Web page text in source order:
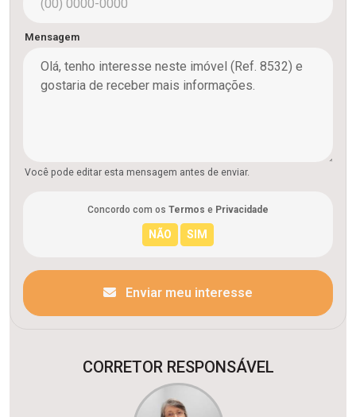
Mensagem
Você pode editar esta mensagem antes de enviar.
Concordo com os Termos e Privacidade
Enviar meu interesse
CORRETOR RESPONSÁVEL